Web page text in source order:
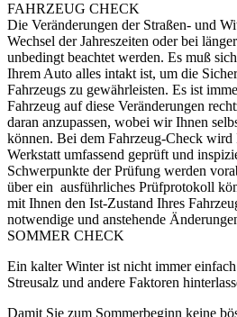
FAHRZEUG CHECK
Die Veränderungen der Straßen- und
Wechsel der Jahreszeiten oder bei
unbedingt beachtet werden. Es muß
Ihrem Auto alles intakt ist, um die
Fahrzeugs zu gewährleisten. Es ist
Fahrzeug auf diese Veränderungen
daran anzupassen, wobei wir Ihnen
können. Bei dem Fahrzeug-Check wird
Werkstatt umfassend geprüft und
Schwerpunkte der Prüfung werden
über ein ausführliches Prüfprotokoll
mit Ihnen den Ist-Zustand Ihres
notwendige und anstehende
SOMMER CHECK
Ein kalter Winter ist nicht immer
Streusalz und andere Faktoren
Damit Sie zum Sommerbeginn keine